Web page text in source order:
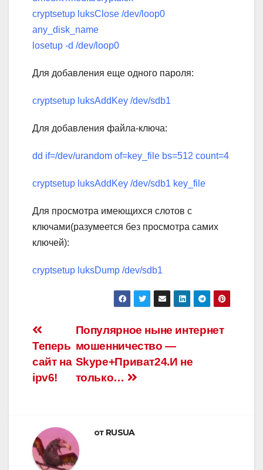
cryptsetup luksClose /dev/loop0
any_disk_name
losetup -d /dev/loop0
Для добавления еще одного пароля:
cryptsetup luksAddKey /dev/sdb1
Для добавления файла-ключа:
dd if=/dev/urandom of=key_file bs=512 count=4
cryptsetup luksAddKey /dev/sdb1 key_file
Для просмотра имеющихся слотов с
ключами(разумеется без просмотра самих
ключей):
cryptsetup luksDump /dev/sdb1
Навигация
по
записям
Популярное ныне интернет
мошенничество —
Skype+Приват24.И не
только…
Теперь
сайт на
ipv6!
от RUSUA